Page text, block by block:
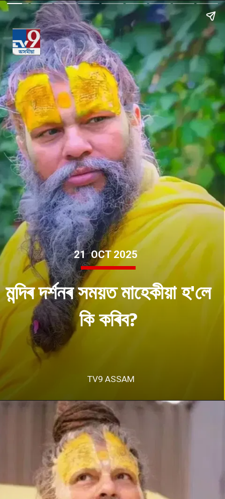
মন্দিৰ দৰ্শনৰ সময়ত মাহেকীয়া হ'লে
কি কৰিব?
21 OCT 2025
TV9 ASSAM